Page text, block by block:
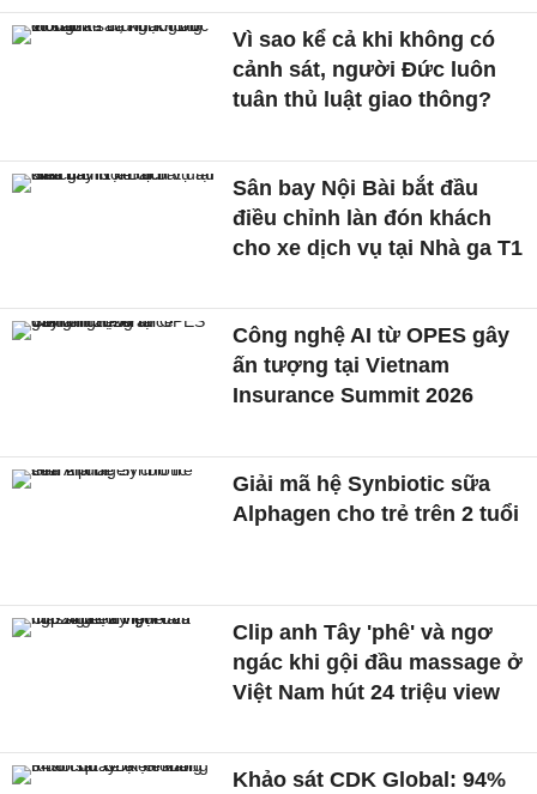
Vì sao kể cả khi không có
cảnh sát, người Đức luôn
tuân thủ luật giao thông?
Sân bay Nội Bài bắt đầu
điều chỉnh làn đón khách
cho xe dịch vụ tại Nhà ga T1
Công nghệ AI từ OPES gây
ấn tượng tại Vietnam
Insurance Summit 2026
Giải mã hệ Synbiotic sữa
Alphagen cho trẻ trên 2 tuổi
Clip anh Tây 'phê' và ngơ
ngác khi gội đầu massage ở
Việt Nam hút 24 triệu view
Khảo sát CDK Global: 94%